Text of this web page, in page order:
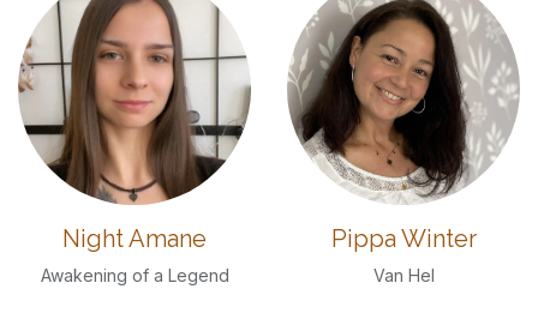
Night Amane
Awakening of a Legend
Pippa Winter
Van Hel